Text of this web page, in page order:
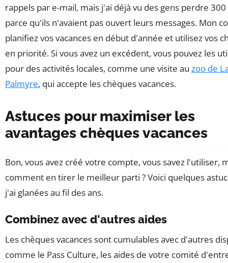
rappels par e-mail, mais j'ai déjà vu des gens perdre 300
parce qu'ils n'avaient pas ouvert leurs messages. Mon
planifiez vos vacances en début d'année et utilisez vos
en priorité. Si vous avez un excédent, vous pouvez les
pour des activités locales, comme une visite au zoo de
Palmyre, qui accepte les chèques vacances.
Astuces pour maximiser les
avantages chèques vacances
Bon, vous avez créé votre compte, vous savez l'utiliser,
comment en tirer le meilleur parti ? Voici quelques
j'ai glanées au fil des ans.
Combinez avec d'autres aides
Les chèques vacances sont cumulables avec d'autres
comme le Pass Culture, les aides de votre comité